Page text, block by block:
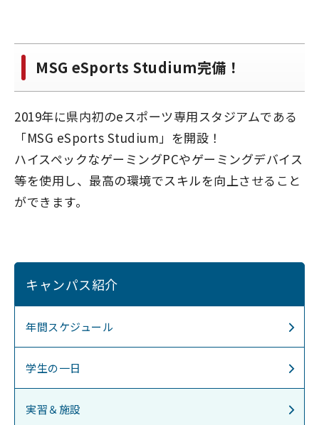
MSG eSports Studium完備！
2019年に県内初のeスポーツ専用スタジアムである
「MSG eSports Studium」を開設！
ハイスペックなゲーミングPCやゲーミングデバイス
等を使用し、最高の環境でスキルを向上させること
ができます。
キャンパス紹介
年間スケジュール
学生の一日
実習＆施設